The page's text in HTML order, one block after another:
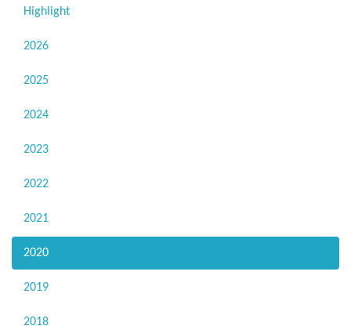
Highlight
2026
2025
2024
2023
2022
2021
2020
2019
2018